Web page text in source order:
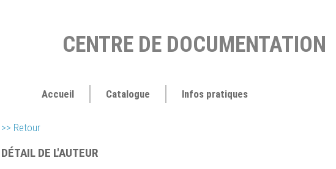
CENTRE DE DOCUMENTATION
Accueil Catalogue Infos pratiques
>> Retour
DÉTAIL DE L'AUTEUR